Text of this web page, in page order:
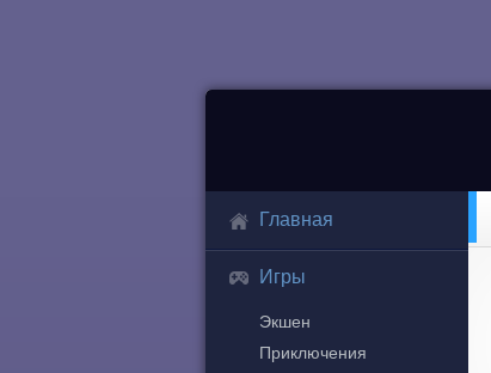
Главная
Игры
Экшен
Приключения